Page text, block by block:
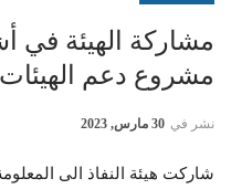
مشاركة الهيئة في
مشروع دعم
نشر في 30 مارس, 2023